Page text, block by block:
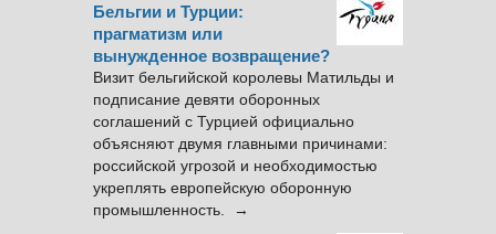
Бельгии и Турции:
прагматизм или
вынужденное возвращение?
Визит бельгийской королевы Матильды и
подписание девяти оборонных
соглашений с Турцией официально
объясняют двумя главными причинами:
российской угрозой и необходимостью
укреплять европейскую оборонную
промышленность. →